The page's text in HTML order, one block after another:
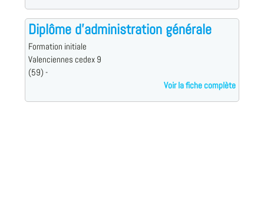
Diplôme d'administration générale
Formation initiale
Valenciennes cedex 9
(59) -
Voir la fiche complète